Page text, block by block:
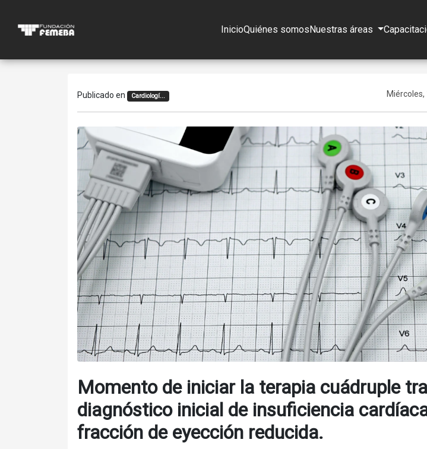
InicioQuiénes somosNuestras áreas
Publicado en Cardiologí...
Momento de iniciar la terapia cuádruple
diagnóstico inicial de insuficiencia
fracción de eyección reducida.